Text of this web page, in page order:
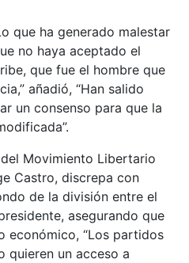
que ha generado malestar
no haya aceptado el
que fue el hombre que
añadió, “Han salido
un consenso para que la
Movimiento Libertario
Castro, discrepa con
de la división entre el
asegurando que
económico, “Los partidos
quieren un acceso a